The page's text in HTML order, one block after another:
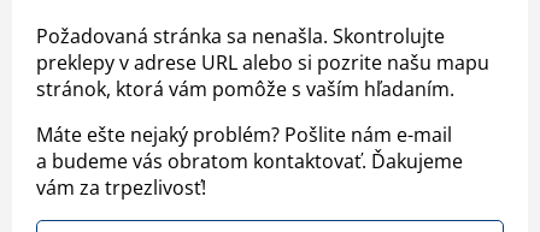
Požadovaná stránka sa nenašla. Skontrolujte
preklepy v adrese URL alebo si pozrite našu mapu
stránok, ktorá vám pomôže s vaším hľadaním.
Máte ešte nejaký problém? Pošlite nám e-mail
a budeme vás obratom kontaktovať. Ďakujeme
vám za trpezlivosť!